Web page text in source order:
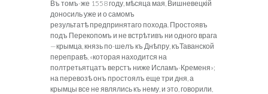
Въ томъ-же 1558 году, мѣсяца мая, Вишневецкій
доносиль уже и о самомъ
результатѣ предпринятаго похода. Простоявъ
подъ Перекопомъ и не встрѣтивъ ни одного врага
—крымца, князь по-шелъ къ Днѣпру, къТаванской
переправѣ, «которая находится на
полтретьятцатъ верстъ ниже Исламъ-Кременя»;
на перевозѣ онъ простоялъ еще три дня, а
крымцы все не являлись къ нему, и это, говорили,